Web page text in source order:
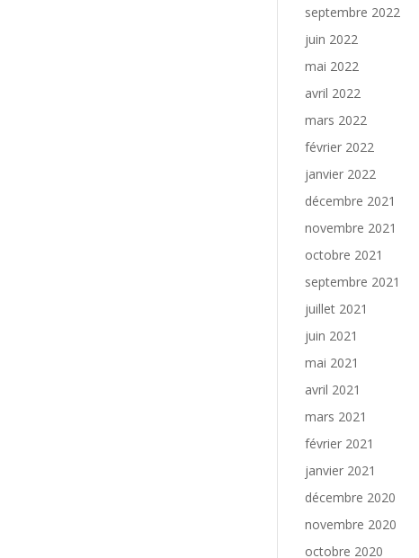
septembre 2022
juin 2022
mai 2022
avril 2022
mars 2022
février 2022
janvier 2022
décembre 2021
novembre 2021
octobre 2021
septembre 2021
juillet 2021
juin 2021
mai 2021
avril 2021
mars 2021
février 2021
janvier 2021
décembre 2020
novembre 2020
octobre 2020